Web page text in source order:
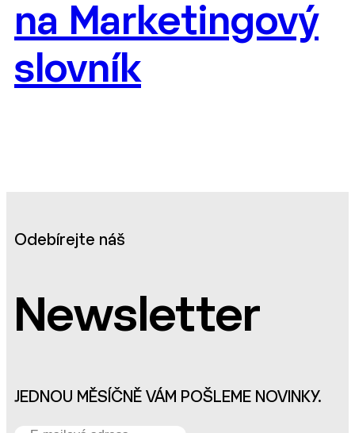
na Marketingový
slovník
Odebírejte náš
Newsletter
JEDNOU MĚSÍČNĚ VÁM POŠLEME NOVINKY.